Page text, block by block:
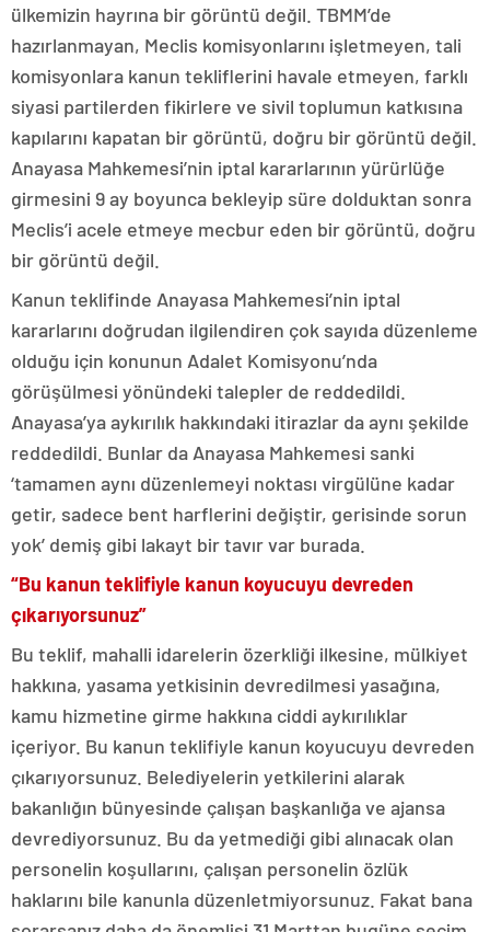
ülkemizin hayrına bir görüntü değil. TBMM’de
hazırlanmayan, Meclis komisyonlarını işletmeyen, tali
komisyonlara kanun tekliflerini havale etmeyen, farklı
siyasi partilerden fikirlere ve sivil toplumun katkısına
kapılarını kapatan bir görüntü, doğru bir görüntü değil.
Anayasa Mahkemesi’nin iptal kararlarının yürürlüğe
girmesini 9 ay boyunca bekleyip süre dolduktan sonra
Meclis’i acele etmeye mecbur eden bir görüntü, doğru
bir görüntü değil.
Kanun teklifinde Anayasa Mahkemesi’nin iptal
kararlarını doğrudan ilgilendiren çok sayıda düzenleme
olduğu için konunun Adalet Komisyonu’nda
görüşülmesi yönündeki talepler de reddedildi.
Anayasa’ya aykırılık hakkındaki itirazlar da aynı şekilde
reddedildi. Bunlar da Anayasa Mahkemesi sanki
‘tamamen aynı düzenlemeyi noktası virgülüne kadar
getir, sadece bent harflerini değiştir, gerisinde sorun
yok’ demiş gibi lakayt bir tavır var burada.
“Bu kanun teklifiyle kanun koyucuyu devreden
çıkarıyorsunuz”
Bu teklif, mahalli idarelerin özerkliği ilkesine, mülkiyet
hakkına, yasama yetkisinin devredilmesi yasağına,
kamu hizmetine girme hakkına ciddi aykırılıklar
içeriyor. Bu kanun teklifiyle kanun koyucuyu devreden
çıkarıyorsunuz. Belediyelerin yetkilerini alarak
bakanlığın bünyesinde çalışan başkanlığa ve ajansa
devrediyorsunuz. Bu da yetmediği gibi alınacak olan
personelin koşullarını, çalışan personelin özlük
haklarını bile kanunla düzenletmiyorsunuz. Fakat bana